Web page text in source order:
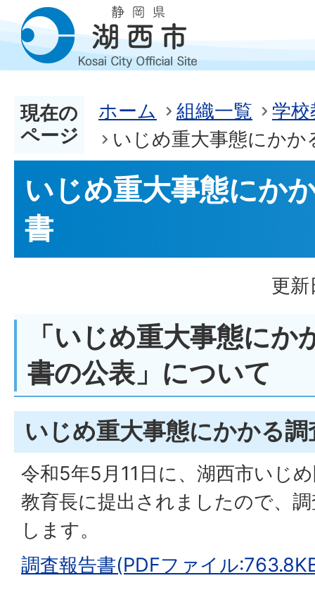
現在の
ページ
ホーム 組織一覧
学校
いじめ重大事態にかか
いじめ重大事態にか
書
更
「いじめ重大事態にか
書の公表」について
いじめ重大事態にかかる調
令和5年5月11日に、湖西市いじ
教育長に提出されましたので、
します。
調査報告書(PDFファイル